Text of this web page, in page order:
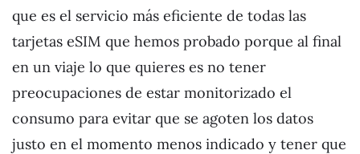
que es el servicio más eficiente de todas las
tarjetas eSIM que hemos probado porque al final
en un viaje lo que quieres es no tener
preocupaciones de estar monitorizado el
consumo para evitar que se agoten los datos
justo en el momento menos indicado y tener que